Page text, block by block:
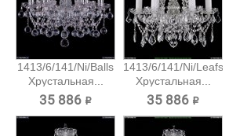
1413/6/141/Ni/Balls
Хрустальная...
35 886 ₽
1413/6/141/Ni/Leafs
Хрустальная...
35 886 ₽